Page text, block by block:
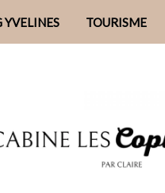
YVELINES TOURISME